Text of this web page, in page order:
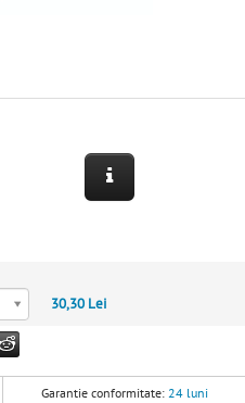
30,30 Lei
Garantie conformitate: 24 luni